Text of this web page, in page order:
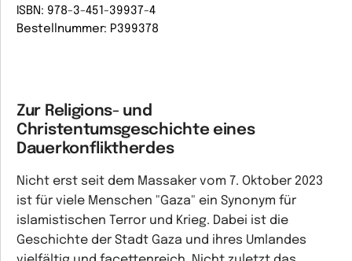
ISBN: 978-3-451-39937-4
Bestellnummer: P399378
Zur Religions- und
Christentumsgeschichte eines
Dauerkonfliktherdes
Nicht erst seit dem Massaker vom 7. Oktober 2023
ist für viele Menschen "Gaza" ein Synonym für
islamistischen Terror und Krieg. Dabei ist die
Geschichte der Stadt Gaza und ihres Umlandes